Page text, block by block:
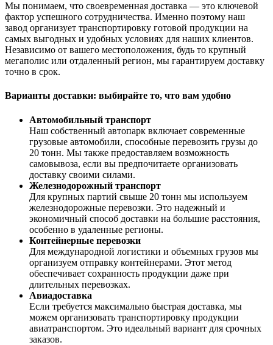
Мы понимаем, что своевременная доставка — это ключевой
фактор успешного сотрудничества. Именно поэтому наш
завод организует транспортировку готовой продукции на
самых выгодных и удобных условиях для наших клиентов.
Независимо от вашего местоположения, будь то крупный
мегаполис или отдаленный регион, мы гарантируем доставку
точно в срок.
Варианты доставки: выбирайте то, что вам удобно
Автомобильный транспорт
Наш собственный автопарк включает современные
грузовые автомобили, способные перевозить грузы до
20 тонн. Мы также предоставляем возможность
самовывоза, если вы предпочитаете организовать
доставку своими силами.
Железнодорожный транспорт
Для крупных партий свыше 20 тонн мы используем
железнодорожные перевозки. Это надежный и
экономичный способ доставки на большие расстояния,
особенно в удаленные регионы.
Контейнерные перевозки
Для международной логистики и объемных грузов мы
организуем отправку контейнерами. Этот метод
обеспечивает сохранность продукции даже при
длительных перевозках.
Авиадоставка
Если требуется максимально быстрая доставка, мы
можем организовать транспортировку продукции
авиатранспортом. Это идеальный вариант для срочных
заказов.